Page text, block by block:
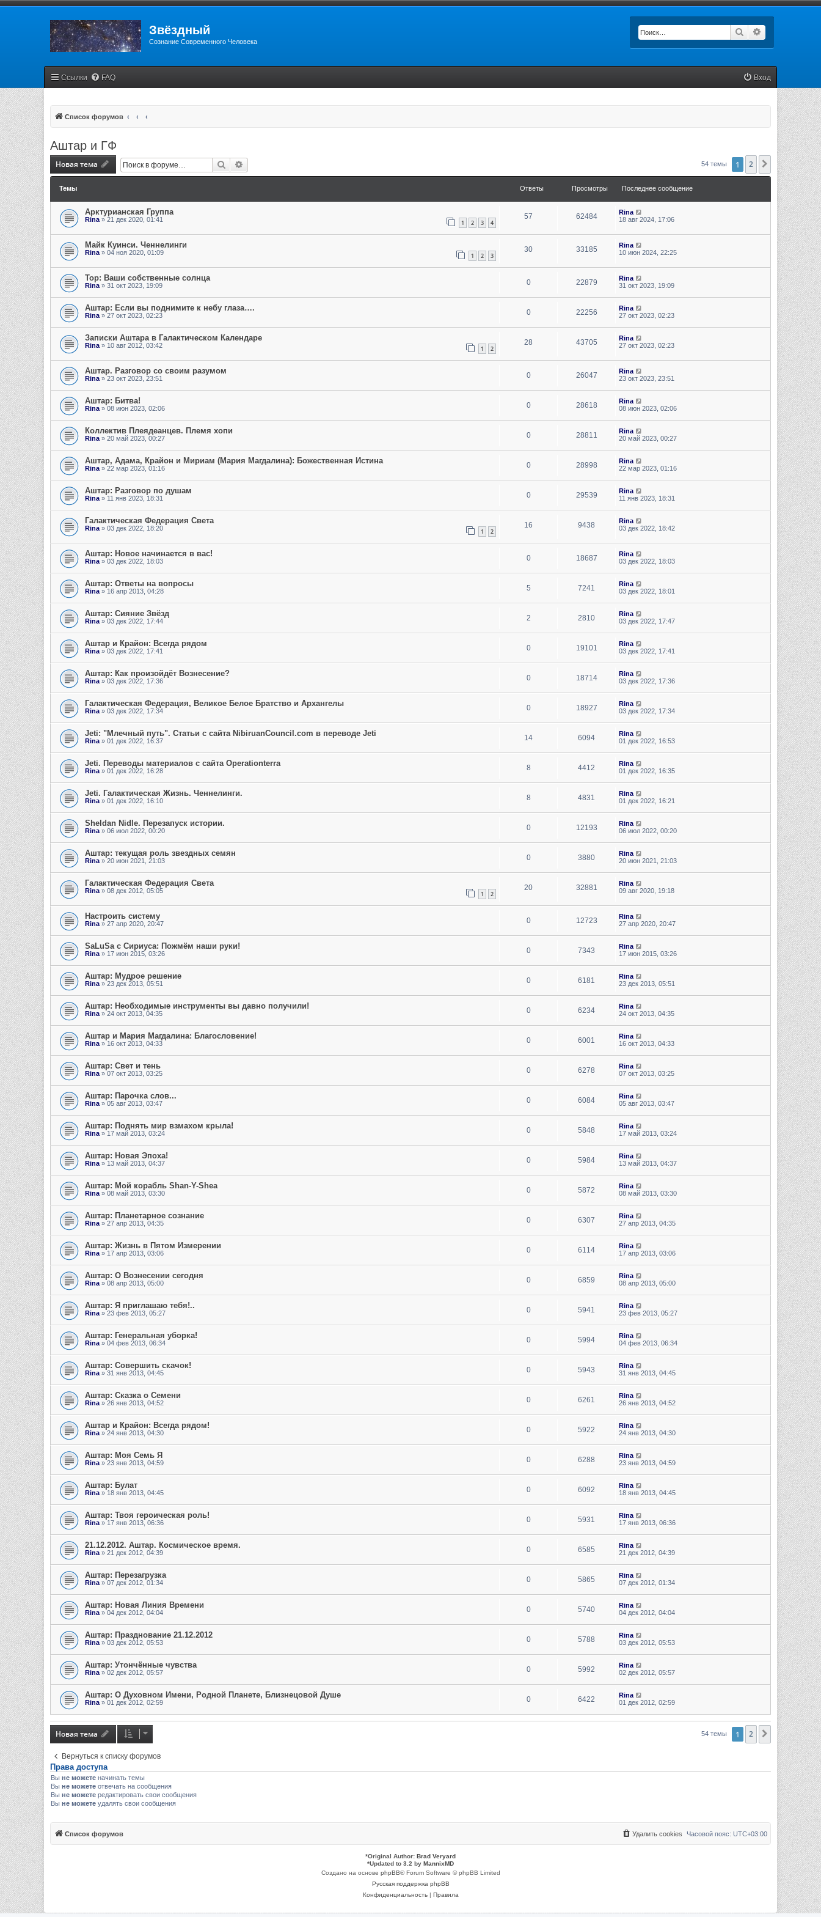
Звёздный
Сознание Современного Человека
Поиск
Ссылки FAQ Вход
Список форумов
Аштар и ГФ
Новая тема Поиск 54 темы 1 2 След.
Темы Ответы Просмотры Последнее сообщение
Арктурианская Группа
Rina » 21 дек 2020, 01:41 1 2 3 4
57 62484
Rina
18 авг 2024, 17:06
Майк Куинси. Ченнелинги
Rina » 04 ноя 2020, 01:09 1 2 3
30 33185
Rina
10 июн 2024, 22:25
Тор: Ваши собственные солнца
Rina » 31 окт 2023, 19:09 0 22879
Rina
31 окт 2023, 19:09
Аштар: Если вы поднимите к небу глаза….
Rina » 27 окт 2023, 02:23 0 22256
Rina
27 окт 2023, 02:23
Записки Аштара в Галактическом Календаре
Rina » 10 авг 2012, 03:42 1 2
28 43705
Rina
27 окт 2023, 02:23
Аштар. Разговор со своим разумом
Rina » 23 окт 2023, 23:51 0 26047
Rina
23 окт 2023, 23:51
Аштар: Битва!
Rina » 08 июн 2023, 02:06 0 28618
Rina
08 июн 2023, 02:06
Коллектив Плеядеанцев. Племя хопи
Rina » 20 май 2023, 00:27 0 28811
Rina
20 май 2023, 00:27
Аштар, Адама, Крайон и Мириам (Мария Магдалина): Божественная Истина
Rina » 22 мар 2023, 01:16 0 28998
Rina
22 мар 2023, 01:16
Аштар: Разговор по душам
Rina » 11 янв 2023, 18:31 0 29539
Rina
11 янв 2023, 18:31
Галактическая Федерация Света
Rina » 03 дек 2022, 18:20 1 2
16 9438
Rina
03 дек 2022, 18:42
Аштар: Новое начинается в вас!
Rina » 03 дек 2022, 18:03 0 18687
Rina
03 дек 2022, 18:03
Аштар: Ответы на вопросы
Rina » 16 апр 2013, 04:28 5 7241
Rina
03 дек 2022, 18:01
Аштар: Сияние Звёзд
Rina » 03 дек 2022, 17:44 2 2810
Rina
03 дек 2022, 17:47
Аштар и Крайон: Всегда рядом
Rina » 03 дек 2022, 17:41 0 19101
Rina
03 дек 2022, 17:41
Аштар: Как произойдёт Вознесение?
Rina » 03 дек 2022, 17:36 0 18714
Rina
03 дек 2022, 17:36
Галактическая Федерация, Великое Белое Братство и Архангелы
Rina » 03 дек 2022, 17:34 0 18927
Rina
03 дек 2022, 17:34
Jeti: "Млечный путь". Статьи с сайта NibiruanCouncil.com в переводе Jeti
Rina » 01 дек 2022, 16:37 14 6094
Rina
01 дек 2022, 16:53
Jeti. Переводы материалов с сайта Operationterra
Rina » 01 дек 2022, 16:28 8 4412
Rina
01 дек 2022, 16:35
Jeti. Галактическая Жизнь. Ченнелинги.
Rina » 01 дек 2022, 16:10 8 4831
Rina
01 дек 2022, 16:21
Sheldan Nidle. Перезапуск истории.
Rina » 06 июл 2022, 00:20 0 12193
Rina
06 июл 2022, 00:20
Аштар: текущая роль звездных семян
Rina » 20 июн 2021, 21:03 0 3880
Rina
20 июн 2021, 21:03
Галактическая Федерация Света
Rina » 08 дек 2012, 05:05 1 2
20 32881
Rina
09 авг 2020, 19:18
Настроить систему
Rina» 27 апр 2020, 20:47 0 12723
Rina
27 апр 2020, 20:47
SaLuSa с Сириуса: Пожмём наши руки!
Rina» 17 июн 2015, 03:26 0 7343
Rina
17 июн 2015, 03:26
Аштар: Мудрое решение
Rina» 23 дек 2013, 05:51 0 6181
Rina
23 дек 2013, 05:51
Аштар: Необходимые инструменты вы давно получили!
Rina» 24 окт 2013, 04:35 0 6234
Rina
24 окт 2013, 04:35
Аштар и Мария Магдалина: Благословение!
Rina» 16 окт 2013, 04:33 0 6001
Rina
16 окт 2013, 04:33
Аштар: Свет и тень
Rina» 07 окт 2013, 03:25 0 6278
Rina
07 окт 2013, 03:25
Аштар: Парочка слов...
Rina» 05 авг 2013, 03:47 0 6084
Rina
05 авг 2013, 03:47
Аштар: Поднять мир взмахом крыла!
Rina» 17 май 2013, 03:24 0 5848
Rina
17 май 2013, 03:24
Аштар: Новая Эпоха!
Rina» 13 май 2013, 04:37 0 5984
Rina
13 май 2013, 04:37
Аштар: Мой корабль Shan-Y-Shea
Rina» 08 май 2013, 03:30 0 5872
Rina
08 май 2013, 03:30
Аштар: Планетарное сознание
Rina» 27 апр 2013, 04:35 0 6307
Rina
27 апр 2013, 04:35
Аштар: Жизнь в Пятом Измерении
Rina» 17 апр 2013, 03:06 0 6114
Rina
17 апр 2013, 03:06
Аштар: О Вознесении сегодня
Rina» 08 апр 2013, 05:00 0 6859
Rina
08 апр 2013, 05:00
Аштар: Я приглашаю тебя!..
Rina» 23 фев 2013, 05:27 0 5941
Rina
23 фев 2013, 05:27
Аштар: Генеральная уборка!
Rina» 04 фев 2013, 06:34 0 5994
Rina
04 фев 2013, 06:34
Аштар: Совершить скачок!
Rina» 31 янв 2013, 04:45 0 5943
Rina
31 янв 2013, 04:45
Аштар: Сказка о Семени
Rina» 26 янв 2013, 04:52 0 6261
Rina
26 янв 2013, 04:52
Аштар и Крайон: Всегда рядом!
Rina» 24 янв 2013, 04:30 0 5922
Rina
24 янв 2013, 04:30
Аштар: Моя Семь Я
Rina» 23 янв 2013, 04:59 0 6288
Rina
23 янв 2013, 04:59
Аштар: Булат
Rina» 18 янв 2013, 04:45 0 6092
Rina
18 янв 2013, 04:45
Аштар: Твоя героическая роль!
Rina» 17 янв 2013, 06:36 0 5931
Rina
17 янв 2013, 06:36
21.12.2012. Аштар. Космическое время.
Rina» 21 дек 2012, 04:39 0 6585
Rina
21 дек 2012, 04:39
Аштар: Перезагрузка
Rina» 07 дек 2012, 01:34 0 5865
Rina
07 дек 2012, 01:34
Аштар: Новая Линия Времени
Rina» 04 дек 2012, 04:04 0 5740
Rina
04 дек 2012, 04:04
Аштар: Празднование 21.12.2012
Rina» 03 дек 2012, 05:53 0 5788
Rina
03 дек 2012, 05:53
Аштар: Утончённые чувства
Rina» 02 дек 2012, 05:57 0 5992
Rina
02 дек 2012, 05:57
Аштар: О Духовном Имени, Родной Планете, Близнецовой Душе
Rina» 01 дек 2012, 02:59 0 6422
Rina
01 дек 2012, 02:59
Новая тема 54 темы 1 2 След.
Вернуться к списку форумов
Права доступа
Вы не можете начинать темы
Вы не можете отвечать на сообщения
Вы не можете редактировать свои сообщения
Вы не можете удалять свои сообщения
Список форумов Часовой пояс: UTC+03:00
Удалить cookies
*Original Author: Brad Veryard
*Updated to 3.2 by MannixMD
Создано на основе phpBB® Forum Software © phpBB Limited
Русская поддержка phpBB
Конфиденциальность| Правила